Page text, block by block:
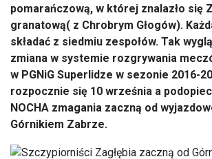
pomarańczową, w której znalazło się
granatową( z Chrobrym Głogów).
składać z siedmiu zespołów. Tak
zmiana w systemie rozgrywania
w PGNiG Superlidze w sezonie 2016-
rozpocznie się 10 września a
NOCHA zmagania zaczną od
Górnikiem Zabrze.